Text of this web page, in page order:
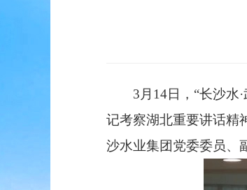
3月14日，“长沙水·
记考察湖北重要讲话精
沙水业集团党委委员、